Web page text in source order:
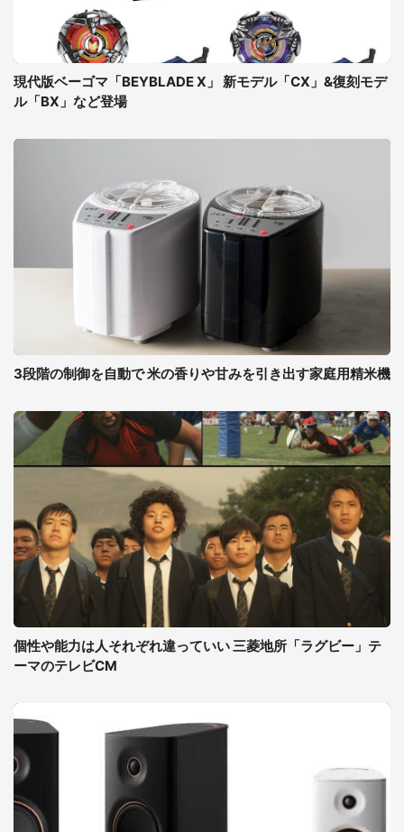
現代版ベーゴマ「BEYBLADE X」 新モデル「CX」&復刻モデ
ル「BX」など登場
3段階の制御を自動で 米の香りや甘みを引き出す家庭用精米機
個性や能力は人それぞれ違っていい 三菱地所「ラグビー」テ
ーマのテレビCM